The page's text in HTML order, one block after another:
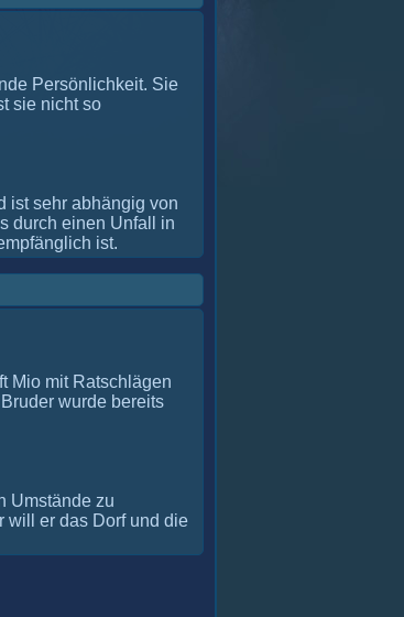
Persönlichkeit. Sie
sie nicht so
ist sehr abhängig von
durch einen Unfall in
ist.
Mio mit Ratschlägen
wurde bereits
Umstände zu
will er das Dorf und die